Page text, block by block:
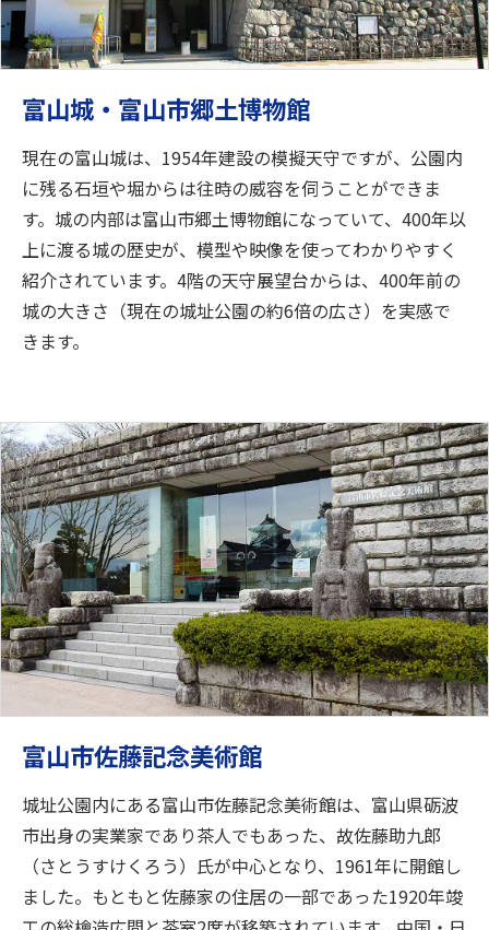
富山城・富山市郷土博物館
現在の富山城は、1954年建設の模擬天守ですが、公園内
に残る石垣や堀からは往時の威容を伺うことができま
す。城の内部は富山市郷土博物館になっていて、400年以
上に渡る城の歴史が、模型や映像を使ってわかりやすく
紹介されています。4階の天守展望台からは、400年前の
城の大きさ（現在の城址公園の約6倍の広さ）を実感で
きます。
富山市佐藤記念美術館
城址公園内にある富山市佐藤記念美術館は、富山県砺波
市出身の実業家であり茶人でもあった、故佐藤助九郎
（さとうすけくろう）氏が中心となり、1961年に開館し
ました。もともと佐藤家の住居の一部であった1920年竣